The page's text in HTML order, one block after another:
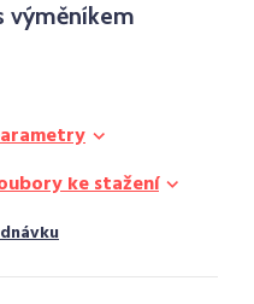
výměníkem
ke stažení